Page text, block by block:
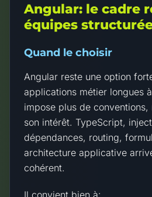
Angular: le cadre
équipes
Quand le choisir
Angular reste une option
applications métier longues
impose plus de
son intérêt. TypeScript,
dépendances, routing,
architecture applicative
cohérent.
Il convient bien à: